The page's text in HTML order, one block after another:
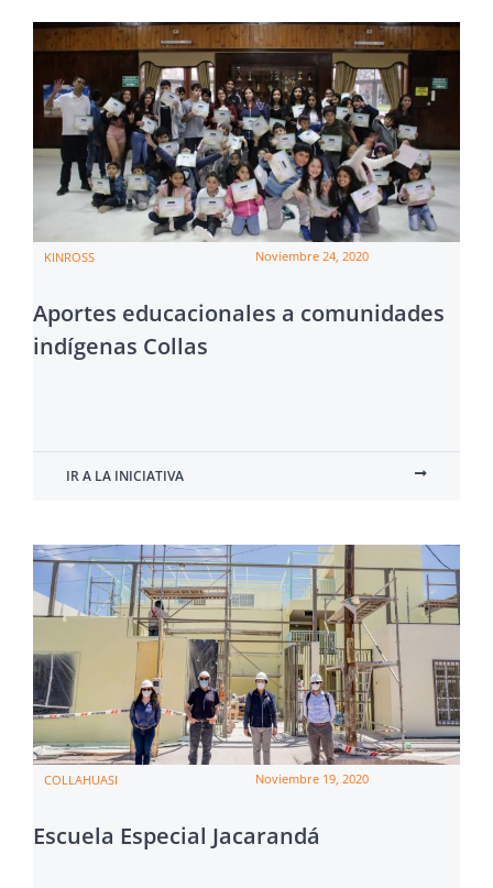
KINROSS Noviembre 24, 2020
Aportes educacionales a comunidades
indígenas Collas
IR A LA INICIATIVA
COLLAHUASI Noviembre 19, 2020
Escuela Especial Jacarandá